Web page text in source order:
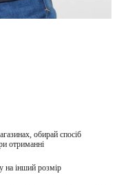
обирай спосіб
отриманні
на інший розмір